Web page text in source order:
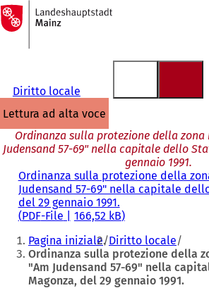
Vai al contenuto
Alla
pagina
iniziale
Diritto locale
lettura ad alta voce
Ordinanza sulla protezione della
Judensand 57-69" nella capitale dello
gennaio 1991.
Ordinanza sulla protezione della
Judensand 57-69" nella capitale
del 29 gennaio 1991.
PDF-File 166,52 kB
Siete
qui:
Pagina iniziale Diritto locale
Ordinanza sulla protezione della
"Am Judensand 57-69" nella
Magonza, del 29 gennaio 1991.